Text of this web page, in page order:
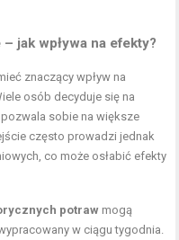
jak wpływa na efekty?
znaczący wpływ na
osób decyduje się na
sobie na większe
często prowadzi jednak
co może osłabić efekty
potraw mogą
w ciągu tygodnia.